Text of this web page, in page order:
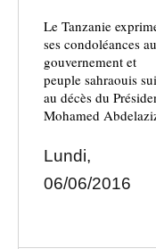
Le Tanzanie
ses condoléances au
gouvernement et
peuple sahraouis
au décès du
Mohamed
Lundi,
06/06/2016